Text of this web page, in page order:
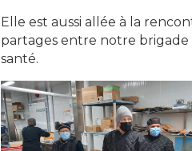
Elle est aussi allée à la
partages entre notre brigade
santé.